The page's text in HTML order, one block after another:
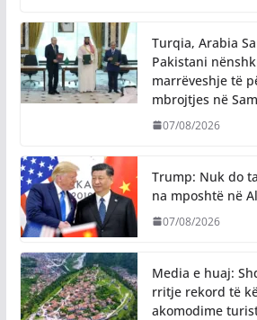
Turqia, Arabia
Pakistani
marrëveshje të
mbrojtjes në
07/08/2026
Trump: Nuk do
na mposhtë në
07/08/2026
Media e huaj:
rritje rekord të
akomodime